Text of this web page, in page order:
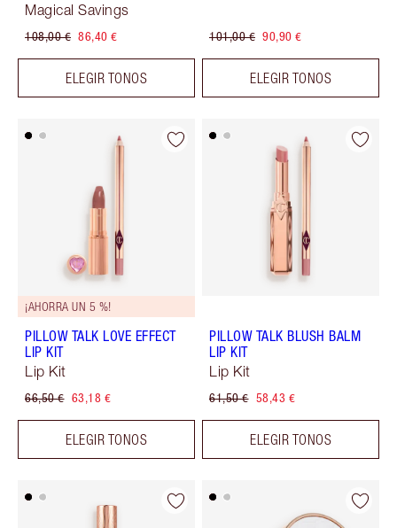
Magical Savings
108,00 € 86,40 €
ELEGIR TONOS
101,00 € 90,90 €
ELEGIR TONOS
¡AHORRA UN 5 %!
PILLOW TALK LOVE EFFECT
LIP KIT
Lip Kit
66,50 € 63,18 €
ELEGIR TONOS
PILLOW TALK BLUSH BALM
LIP KIT
Lip Kit
61,50 € 58,43 €
ELEGIR TONOS